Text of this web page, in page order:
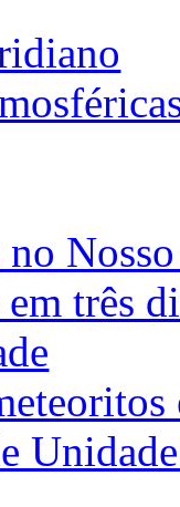
no
três